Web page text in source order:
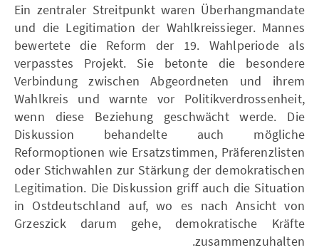
Ein zentraler Streitpunkt waren Überhangmandate
und die Legitimation der Wahlkreissieger. Mannes
bewertete die Reform der 19. Wahlperiode als
verpasstes Projekt. Sie betonte die besondere
Verbindung zwischen Abgeordneten und ihrem
Wahlkreis und warnte vor Politikverdrossenheit,
wenn diese Beziehung geschwächt werde. Die
Diskussion behandelte auch mögliche
Reformoptionen wie Ersatzstimmen, Präferenzlisten
oder Stichwahlen zur Stärkung der demokratischen
Legitimation. Die Diskussion griff auch die Situation
in Ostdeutschland auf, wo es nach Ansicht von
Grzeszick darum gehe, demokratische Kräfte
zusammenzuhalten.